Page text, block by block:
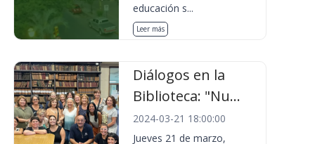
educación s...
Leer más
Diálogos en la
Biblioteca: "Nu...
2024-03-21 18:00:00
Jueves 21 de marzo,